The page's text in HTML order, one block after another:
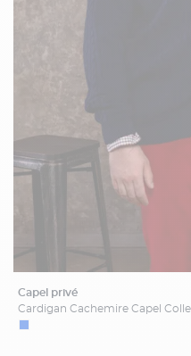
capel privé